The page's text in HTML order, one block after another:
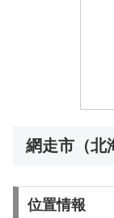
網走市（北
位置情報